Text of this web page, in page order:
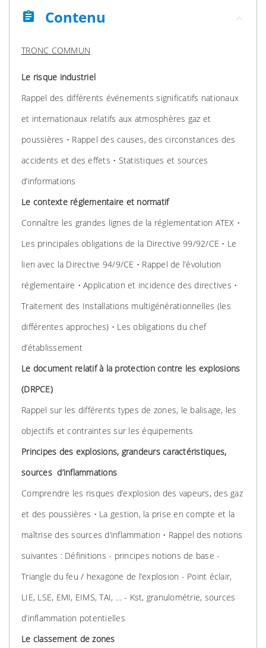
assignment
Contenu
TRONC COMMUN
Le risque industriel
Rappel des différents événements significatifs nationaux
et internationaux relatifs aux atmosphères gaz et
poussières • Rappel des causes, des circonstances des
accidents et des effets • Statistiques et sources
d’informations
Le contexte réglementaire et normatif
Connaître les grandes lignes de la réglementation ATEX •
Les principales obligations de la Directive 99/92/CE • Le
lien avec la Directive 94/9/CE • Rappel de l’évolution
réglementaire • Application et incidence des directives •
Traitement des Installations multigénérationnelles (les
différentes approches) • Les obligations du chef
d’établissement
Le document relatif à la protection contre les explosions
(DRPCE)
Rappel sur les différents types de zones, le balisage, les
objectifs et contraintes sur les équipements
Principes des explosions, grandeurs caractéristiques,
sources d’inflammations
Comprendre les risques d’explosion des vapeurs, des gaz
et des poussières • La gestion, la prise en compte et la
maîtrise des sources d’inflammation • Rappel des notions
suivantes : Définitions - principes notions de base -
Triangle du feu / hexagone de l’explosion - Point éclair,
LIE, LSE, EMI, EIMS, TAI, … - Kst, granulométrie, sources
d’inflammation potentielles
Le classement de zones